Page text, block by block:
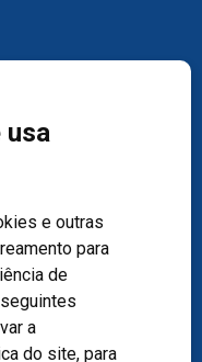
usa
e outras
para
de
a
do site, para
92010-010
Teresópolis, Porto Alegre -